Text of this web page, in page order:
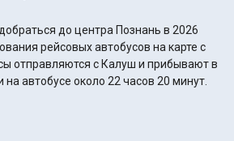
до центра Познань в 2026
рейсовых автобусов на карте с
отправляются с Калуш и прибывают в
на автобусе около 22 часов 20 минут.